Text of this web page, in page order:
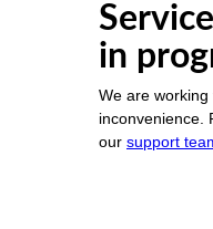
in
We are
inconvenience.
our support